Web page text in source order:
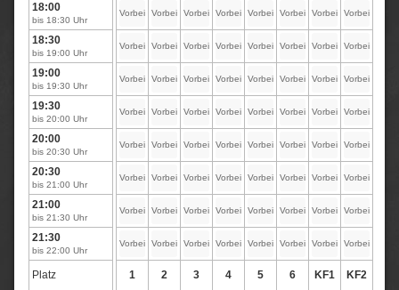
18:00
bis 18:30 Uhr
18:30
bis 19:00 Uhr
19:00
bis 19:30 Uhr
19:30
bis 20:00 Uhr
20:00
bis 20:30 Uhr
20:30
bis 21:00 Uhr
21:00
bis 21:30 Uhr
21:30
bis 22:00 Uhr
Platz
Vorbei Vorbei Vorbei Vorbei Vorbei Vorbei Vorbei Vorbei
Vorbei Vorbei Vorbei Vorbei Vorbei Vorbei Vorbei Vorbei
Vorbei Vorbei Vorbei Vorbei Vorbei Vorbei Vorbei Vorbei
Vorbei Vorbei Vorbei Vorbei Vorbei Vorbei Vorbei Vorbei
Vorbei Vorbei Vorbei Vorbei Vorbei Vorbei Vorbei Vorbei
Vorbei Vorbei Vorbei Vorbei Vorbei Vorbei Vorbei Vorbei
Vorbei Vorbei Vorbei Vorbei Vorbei Vorbei Vorbei Vorbei
Vorbei Vorbei Vorbei Vorbei Vorbei Vorbei Vorbei Vorbei
1 2 3 4 5 6 KF1 KF2